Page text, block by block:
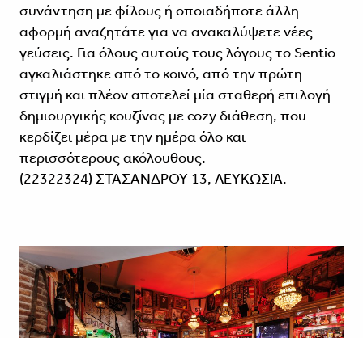
συνάντηση με φίλους ή οποιαδήποτε άλλη
αφορμή αναζητάτε για να ανακαλύψετε νέες
γεύσεις. Για όλους αυτούς τους λόγους το Sentio
αγκαλιάστηκε από το κοινό, από την πρώτη
στιγμή και πλέον αποτελεί μία σταθερή επιλογή
δημιουργικής κουζίνας με cozy διάθεση, που
κερδίζει μέρα με την ημέρα όλο και
περισσότερους ακόλουθους.
(22322324) ΣΤΑΣAΝΔΡΟΥ 13, ΛΕΥΚΩΣIΑ.